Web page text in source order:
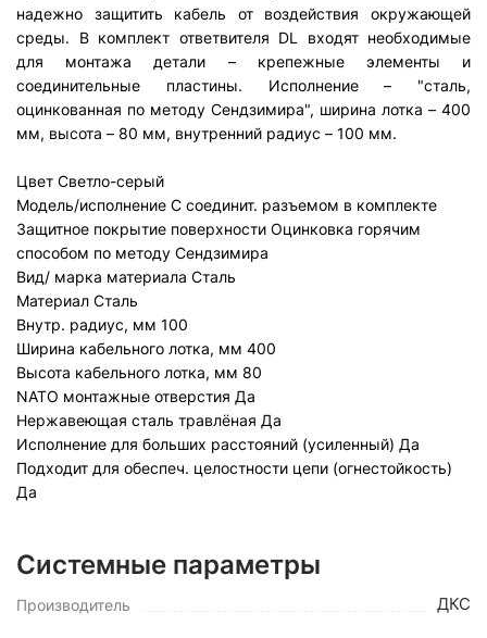
надежно защитить кабель от воздействия окружающей
среды. В комплект ответвителя DL входят необходимые
для монтажа детали – крепежные элементы и
соединительные пластины. Исполнение – "сталь,
оцинкованная по методу Сендзимира", ширина лотка – 400
мм, высота – 80 мм, внутренний радиус – 100 мм.
Цвет Светло-серый
Модель/исполнение С соединит. разъемом в комплекте
Защитное покрытие поверхности Оцинковка горячим
способом по методу Сендзимира
Вид/ марка материала Сталь
Материал Сталь
Внутр. радиус, мм 100
Ширина кабельного лотка, мм 400
Высота кабельного лотка, мм 80
NATO монтажные отверстия Да
Нержавеющая сталь травлёная Да
Исполнение для больших расстояний (усиленный) Да
Подходит для обеспеч. целостности цепи (огнестойкость)
Да
Системные параметры
Производитель ДКС